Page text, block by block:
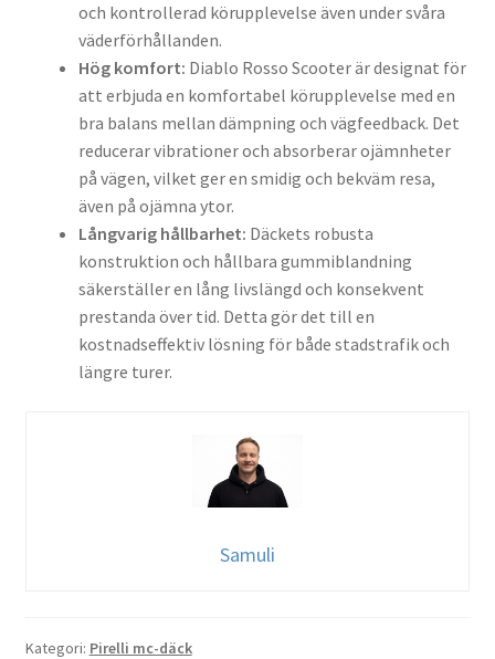
och kontrollerad körupplevelse även under svåra
väderförhållanden.
Hög komfort: Diablo Rosso Scooter är designat för
att erbjuda en komfortabel körupplevelse med en
bra balans mellan dämpning och vägfeedback. Det
reducerar vibrationer och absorberar ojämnheter
på vägen, vilket ger en smidig och bekväm resa,
även på ojämna ytor.
Långvarig hållbarhet: Däckets robusta
konstruktion och hållbara gummiblandning
säkerställer en lång livslängd och konsekvent
prestanda över tid. Detta gör det till en
kostnadseffektiv lösning för både stadstrafik och
längre turer.
Samuli
Kategori: Pirelli mc-däck